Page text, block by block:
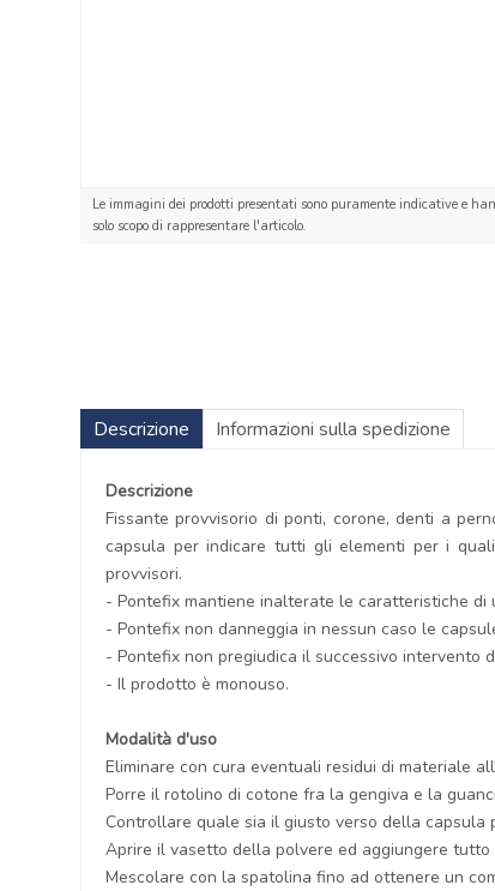
Le immagini dei prodotti presentati sono puramente indicative e
solo scopo di rappresentare l'articolo.
Descrizione Informazioni sulla spedizione
Descrizione
Fissante provvisorio di ponti, corone, denti a
capsula per indicare tutti gli elementi per i
provvisori.
- Pontefix mantiene inalterate le caratteristiche di
- Pontefix non danneggia in nessun caso le
- Pontefix non pregiudica il successivo intervento
- Il prodotto è monouso.
Modalità d'uso
Eliminare con cura eventuali residui di materiale
Porre il rotolino di cotone fra la gengiva e la
Controllare quale sia il giusto verso della
Aprire il vasetto della polvere ed aggiungere
Mescolare con la spatolina fino ad ottenere un